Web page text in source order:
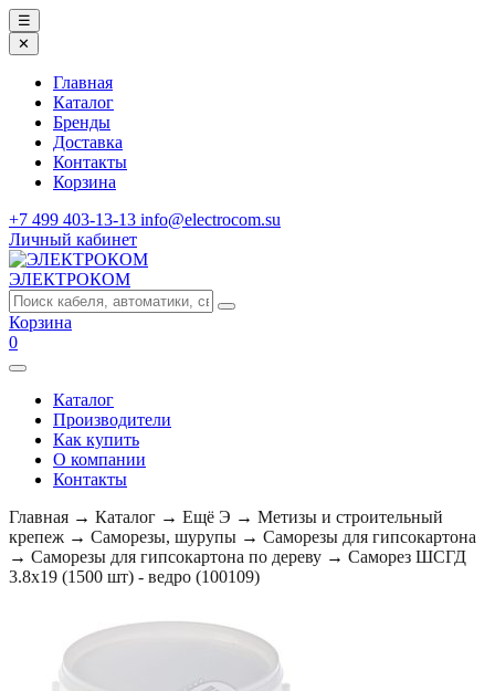
☰
✕
Главная
Каталог
Бренды
Доставка
Контакты
Корзина
+7 499 403-13-13 info@electrocom.su
Личный кабинет
ЭЛЕКТРОКОМ
Корзина
0
Каталог
Производители
Как купить
О компании
Контакты
Главная → Каталог → Ещё Э → Метизы и строительный
крепеж → Саморезы, шурупы → Саморезы для гипсокартона
→ Саморезы для гипсокартона по дереву → Саморез ШСГД
3.8х19 (1500 шт) - ведро (100109)